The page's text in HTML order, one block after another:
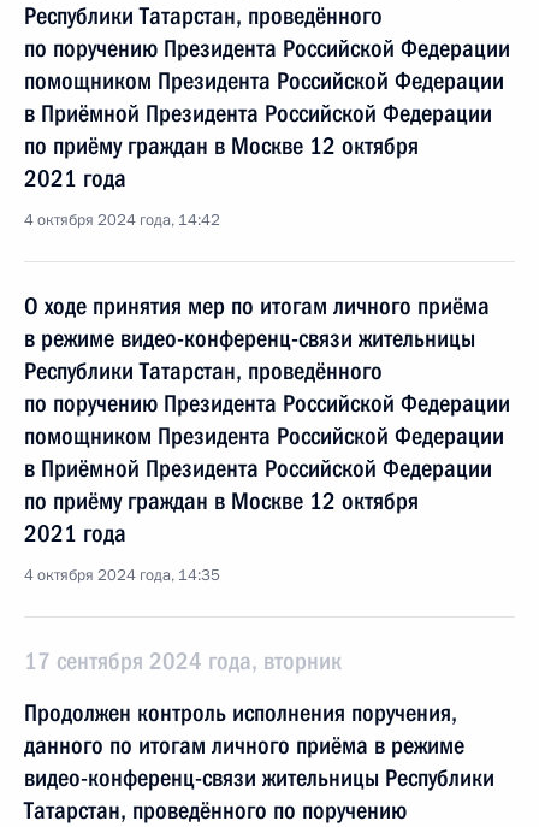
Республики Татарстан, проведённого
по поручению Президента Российской Федерации
помощником Президента Российской Федерации
в Приёмной Президента Российской Федерации
по приёму граждан в Москве 12 октября
2021 года
4 октября 2024 года, 14:42
О ходе принятия мер по итогам личного приёма
в режиме видео-конференц-связи жительницы
Республики Татарстан, проведённого
по поручению Президента Российской Федерации
помощником Президента Российской Федерации
в Приёмной Президента Российской Федерации
по приёму граждан в Москве 12 октября
2021 года
4 октября 2024 года, 14:35
17 сентября 2024 года, вторник
Продолжен контроль исполнения поручения,
данного по итогам личного приёма в режиме
видео-конференц-связи жительницы Республики
Татарстан, проведённого по поручению